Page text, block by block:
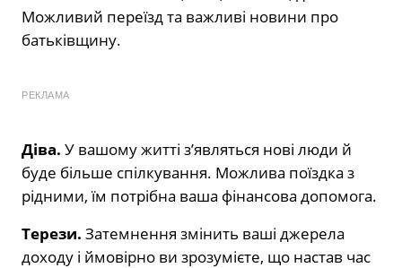
Можливий переїзд та важливі новини про
батьківщину.
РЕКЛАМА
Діва. У вашому житті з’являться нові люди й
буде більше спілкування. Можлива поїздка з
рідними, їм потрібна ваша фінансова допомога.
Терези. Затемнення змінить ваші джерела
доходу і ймовірно ви зрозумієте, що настав час